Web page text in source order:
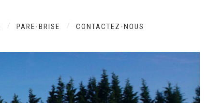
PARE-BRISE CONTACTEZ-NOUS